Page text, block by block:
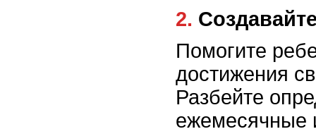
2.
Помогите
достижения
Разбейте
ежемесячные